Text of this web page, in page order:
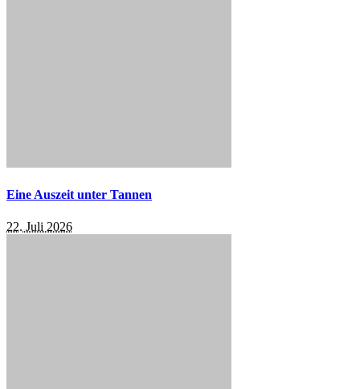
Eine Auszeit unter Tannen
22. Juli 2026